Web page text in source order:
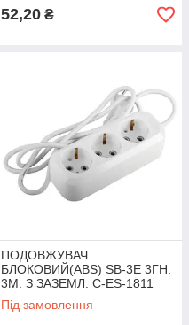
52,20 ₴
ПОДОВЖУВАЧ
БЛОКОВИЙ(ABS) SB-3E 3ГН.
3М. З ЗАЗЕМЛ. C-ES-1811
Під замовлення